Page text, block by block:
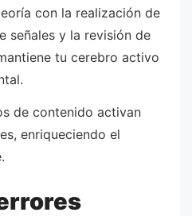
con la realización de
señales y la revisión de
tu cerebro activo
de contenido activan
enriqueciendo el